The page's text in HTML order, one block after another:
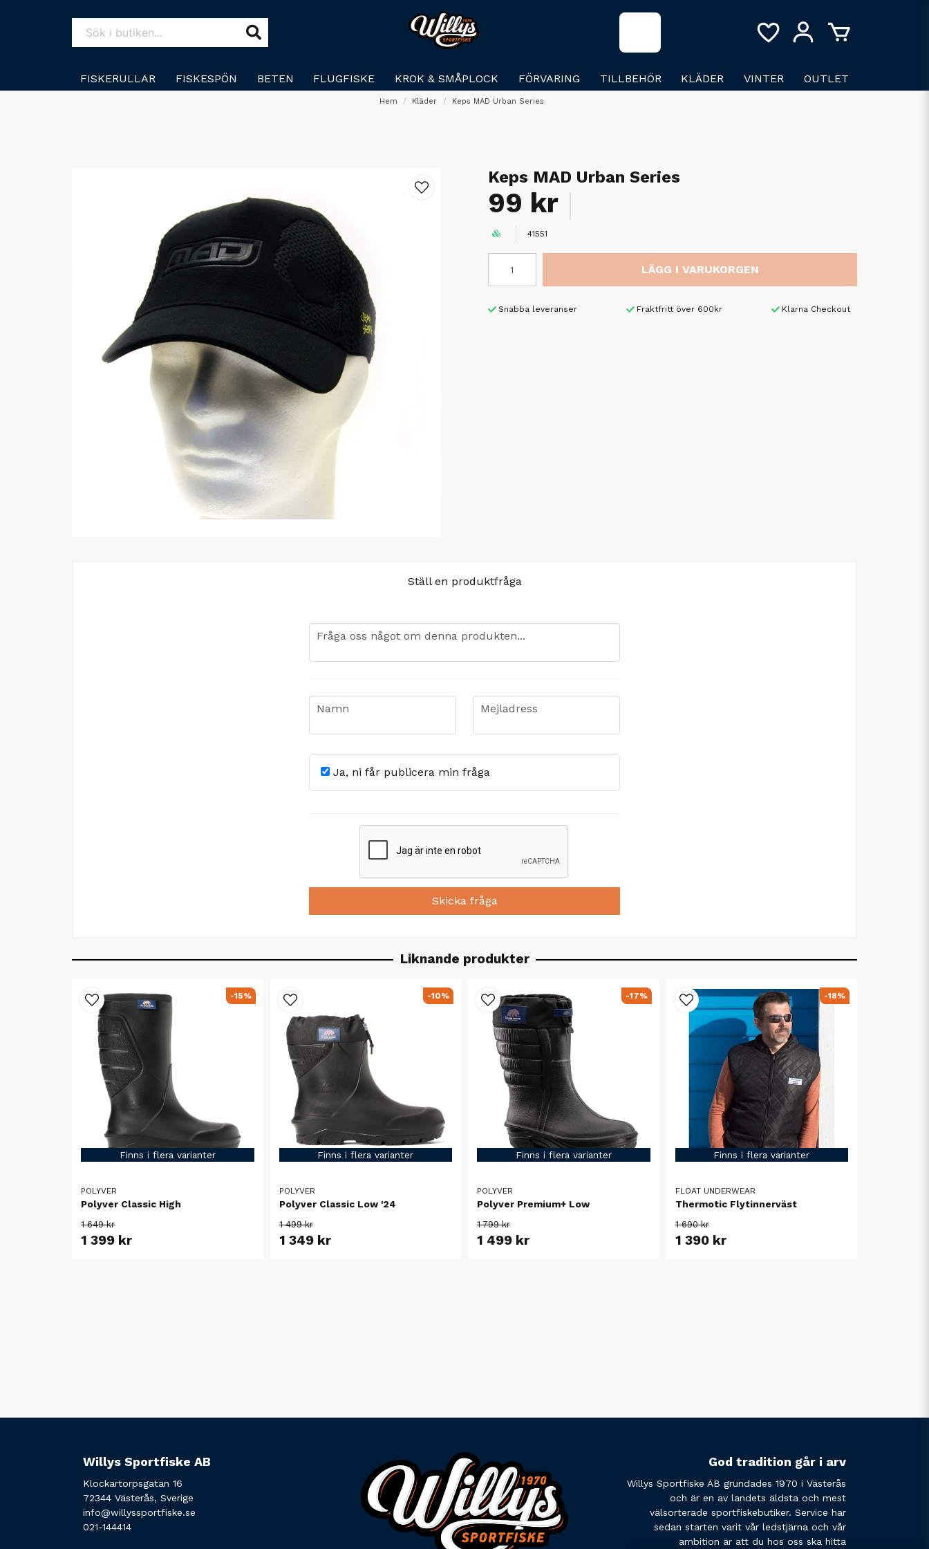
FISKERULLAR FISKESPÖN BETEN FLUGFISKE KROK & SMÅPLOCK FÖRVARING TILLBEHÖR KLÄDER VINTER OUTLET
Hem Kläder Keps MAD Urban Series
Keps MAD Urban Series
99 kr
41551
LÄGG I VARUKORGEN
Snabba leveranser Fraktfritt över 600kr Klarna Checkout
Ställ en produktfråga
question
Fråga oss något om denna produkten...
name
Namn email
Mejladress
Ja, ni får publicera min fråga
Skicka fråga
Liknande produkter
Finns i flera varianter
POLYVER
Polyver Classic High
1 649 kr
1 399 kr
-15%
Finns i flera varianter
POLYVER
Polyver Classic Low '24
1 499 kr
1 349 kr
-10%
Finns i flera varianter
POLYVER
Polyver Premium+ Low
1 799 kr
1 499 kr
-17%
Finns i flera varianter
FLOAT UNDERWEAR
Thermotic Flytinnerväst
1 690 kr
1 390 kr
-18%
Willys Sportfiske AB
Klockartorpsgatan 16
72344 Västerås, Sverige
info@willyssportfiske.se
021-144414
God tradition går i arv
Willys Sportfiske AB grundades 1970 i Västerås
och är en av landets äldsta och mest
välsorterade sportfiskebutiker. Service har
sedan starten varit vår ledstjärna och vår
ambition är att du hos oss ska hitta